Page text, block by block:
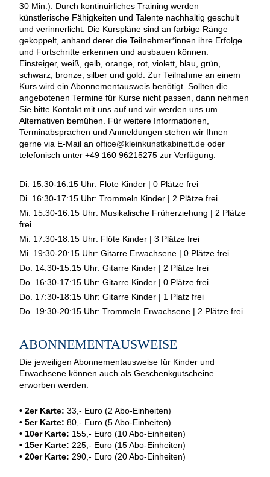
30 Min.). Durch kontinuirliches Training werden
künstlerische Fähigkeiten und Talente nachhaltig geschult
und verinnerlicht. Die Kurspläne sind an farbige Ränge
gekoppelt, anhand derer die Teilnehmer*innen ihre Erfolge
und Fortschritte erkennen und ausbauen können:
Einsteiger, weiß, gelb, orange, rot, violett, blau, grün,
schwarz, bronze, silber und gold. Zur Teilnahme an einem
Kurs wird ein Abonnementausweis benötigt. Sollten die
angebotenen Termine für Kurse nicht passen, dann nehmen
Sie bitte Kontakt mit uns auf und wir werden uns um
Alternativen bemühen. Für weitere Informationen,
Terminabsprachen und Anmeldungen stehen wir Ihnen
gerne via E-Mail anoffice@kleinkunstkabinett.de oder
telefonisch unter +49 160 96215275 zur Verfügung.
Di. 15:30-16:15 Uhr: Flöte Kinder | 0 Plätze frei
Di. 16:30-17:15 Uhr: Trommeln Kinder | 2 Plätze frei
Mi. 15:30-16:15 Uhr: Musikalische Früherziehung | 2 Plätze
frei
Mi. 17:30-18:15 Uhr: Flöte Kinder | 3 Plätze frei
Mi. 19:30-20:15 Uhr: Gitarre Erwachsene | 0 Plätze frei
Do. 14:30-15:15 Uhr:Gitarre Kinder | 2 Plätze frei
Do. 16:30-17:15 Uhr:Gitarre Kinder | 0 Plätze frei
Do. 17:30-18:15 Uhr:Gitarre Kinder | 1 Platz frei
Do. 19:30-20:15 Uhr:Trommeln Erwachsene | 2 Plätze frei
ABONNEMENTAUSWEISE
Die jeweiligen Abonnementausweise für Kinder und
Erwachsene können auch als Geschenkgutscheine
erworben werden:
• 2er Karte: 33,- Euro (2 Abo-Einheiten)
• 5er Karte: 80,- Euro (5 Abo-Einheiten)
• 10er Karte: 155,- Euro (10 Abo-Einheiten)
• 15er Karte: 225,- Euro (15 Abo-Einheiten)
• 20er Karte: 290,- Euro (20 Abo-Einheiten)